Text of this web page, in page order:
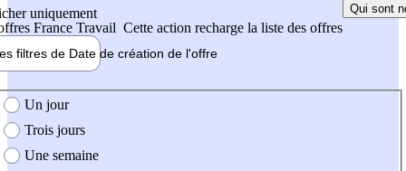
uniquement
France Travail Cette action recharge la liste des offres
Qui sont
filtres de Date de création de l'offre
création de l'offre
Un jour
Trois jours
Une semaine